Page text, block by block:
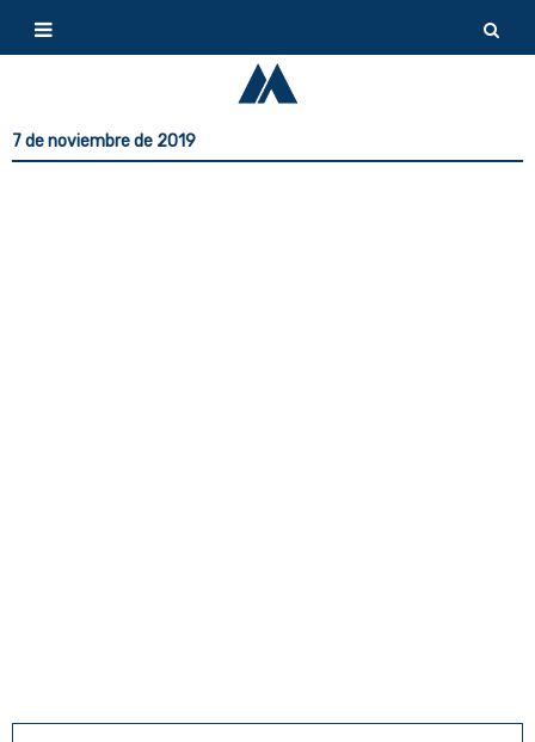
7 de noviembre de 2019